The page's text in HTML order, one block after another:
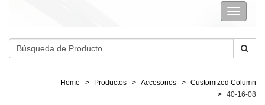
Home Productos Accesorios
Customized Column
40-16-08